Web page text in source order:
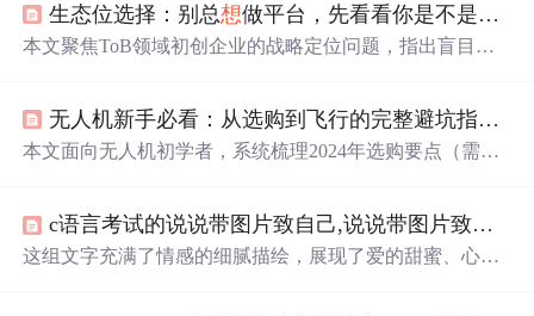
生态位选择：别总想做平台，先看看你是不是那个“块料”
本文聚焦ToB领域初创企业的战略定位问题，指出盲目追
注细分场景的极致交付，构建巨头不愿做、客户难替代的
利基壁垒；提出‘灵魂拷问三连’与‘生存策略卡’两大实操工
无人机新手必看：从选购到飞行的完整避坑指南（2024最新版）
本文面向无人机初学者，系统梳理2024年选购要点（需求
操控训练方法（悬停、平移、智能功能）、航拍运镜逻辑
及气象适应策略，并涵盖后期调色流程与电池/滤镜等关键
c语言考试的说说带图片致自己,说说带图片致自己励志2020
这组文字充满了情感的细腻描绘，展现了爱的甜蜜、心碎